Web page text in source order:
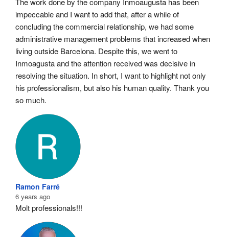
impeccable and I want to add that, after a while of
concluding the commercial relationship, we had some
administrative management problems that increased when
living outside Barcelona. Despite this, we went to
Inmoagusta and the attention received was decisive in
resolving the situation. In short, I want to highlight not only
his professionalism, but also his human quality. Thank you
so much.
Ramon Farré
6 years ago
Molt professionals!!!